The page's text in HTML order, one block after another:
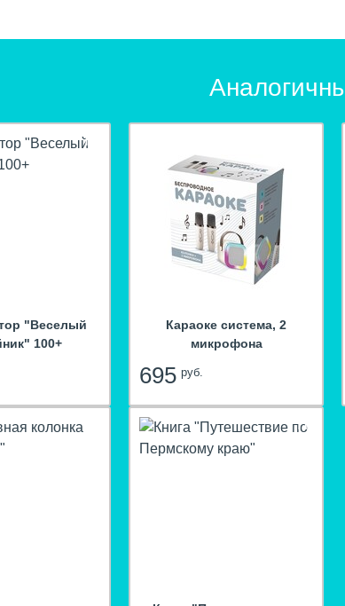
"Веселый
100+
hit
Караоке система, 2
микрофона
695руб.
hit